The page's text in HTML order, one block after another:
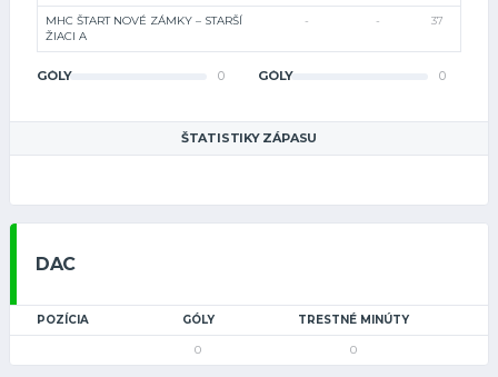
MHC ŠTART NOVÉ ZÁMKY – STARŠÍ
ŽIACI A
- - 37
GÓLY 0 GÓLY 0
ŠTATISTIKY ZÁPASU
DAC
POZÍCIA GÓLY TRESTNÉ MINÚTY
0 0